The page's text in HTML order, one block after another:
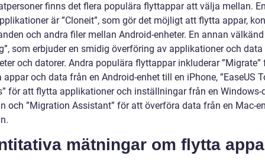
finns det flera populära flyttappar att välja mellan.
är ”Cloneit”, som gör det möjligt att flytta appar,
och andra filer mellan Android-enheter. En annan
som erbjuder en smidig överföring av applikationer och
och datorer. Andra populära flyttappar inkluderar ”Migrate”
appar och data från en Android-enhet till en iPhone, ”EaseUS
för att flytta applikationer och inställningar från en
och ”Migration Assistant” för att överföra data från en Mac-
mätningar om flytta